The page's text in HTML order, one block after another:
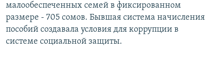
малообеспеченных семей в фиксированном
размере - 705 сомов. Бывшая система начисления
пособий создавала условия для коррупции в
системе социальной защиты.